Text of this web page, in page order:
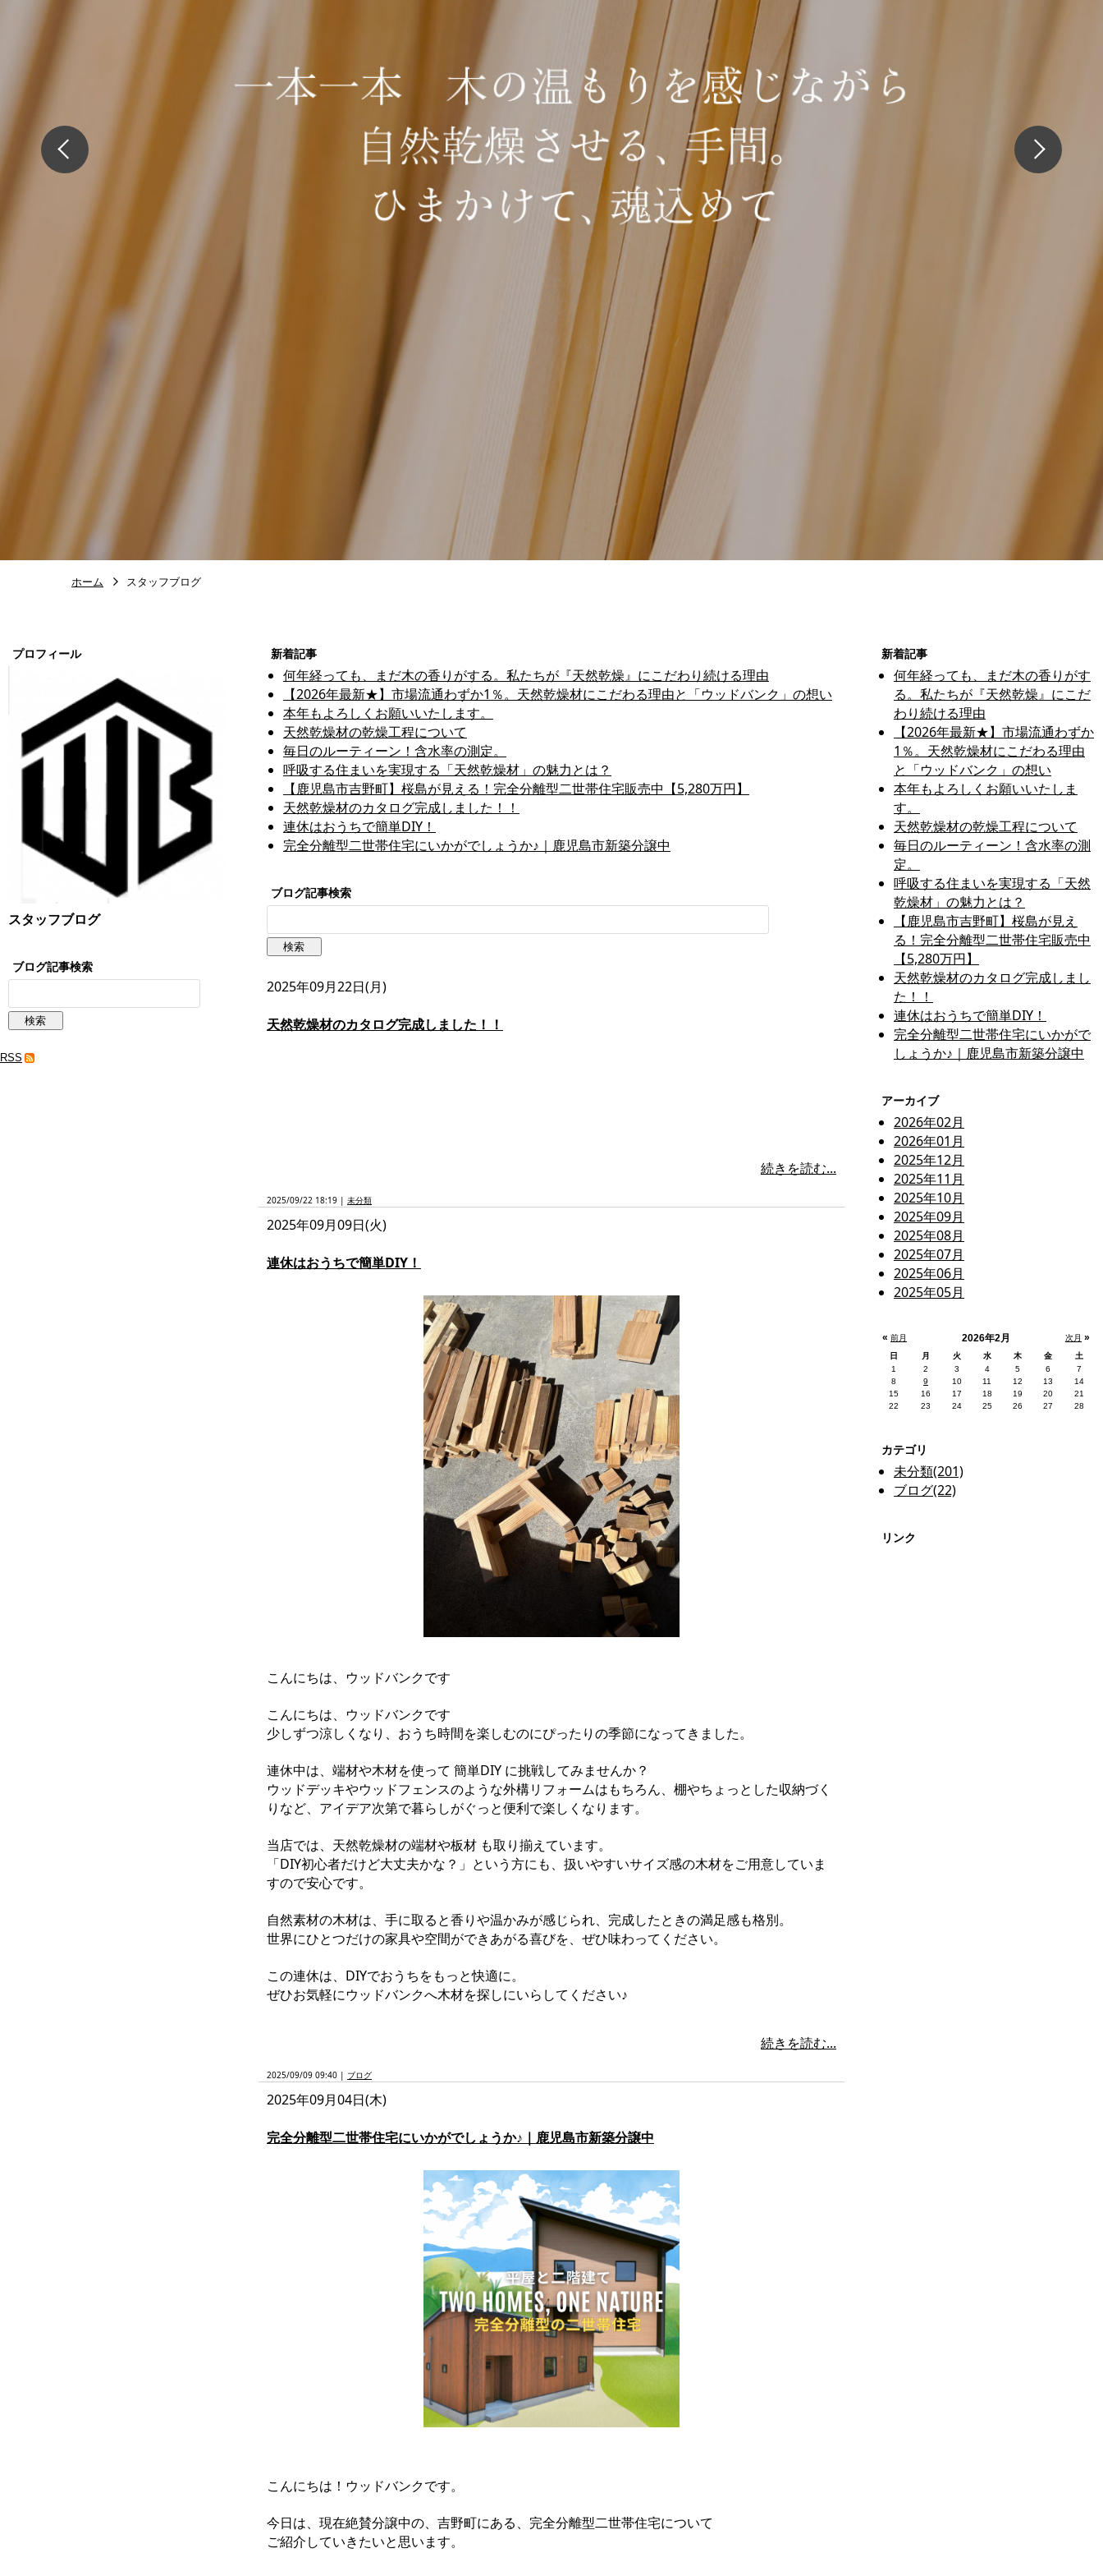
ホーム スタッフブログ
新着記事
何年経っても、まだ木の香りがする。私たちが『天然乾燥』にこだわり続ける理由
【2026年最新★】市場流通わずか1％。天然乾燥材にこだわる理由と「ウッドバンク」の想い
本年もよろしくお願いいたします。
天然乾燥材の乾燥工程について
毎日のルーティーン！含水率の測定。
呼吸する住まいを実現する「天然乾燥材」の魅力とは？
【鹿児島市吉野町】桜島が見える！完全分離型二世帯住宅販売中【5,280万円】
天然乾燥材のカタログ完成しました！！
連休はおうちで簡単DIY！
完全分離型二世帯住宅にいかがでしょうか♪｜鹿児島市新築分譲中
ブログ記事検索
2025年09月22日(月)
天然乾燥材のカタログ完成しました！！
続きを読む...
2025/09/22 18:19 | 未分類
2025年09月09日(火)
連休はおうちで簡単DIY！
こんにちは、ウッドバンクです
こんにちは、ウッドバンクです
少しずつ涼しくなり、おうち時間を楽しむのにぴったりの季節になってきました。
連休中は、端材や木材を使って 簡単DIY に挑戦してみませんか？
ウッドデッキやウッドフェンスのような外構リフォームはもちろん、棚やちょっとした収納づく
りなど、アイデア次第で暮らしがぐっと便利で楽しくなります。
当店では、天然乾燥材の端材や板材 も取り揃えています。
「DIY初心者だけど大丈夫かな？」という方にも、扱いやすいサイズ感の木材をご用意していま
すので安心です。
自然素材の木材は、手に取ると香りや温かみが感じられ、完成したときの満足感も格別。
世界にひとつだけの家具や空間ができあがる喜びを、ぜひ味わってください。
この連休は、DIYでおうちをもっと快適に。
ぜひお気軽にウッドバンクへ木材を探しにいらしてください♪
続きを読む...
2025/09/09 09:40 | ブログ
2025年09月04日(木)
完全分離型二世帯住宅にいかがでしょうか♪｜鹿児島市新築分譲中
こんにちは！ウッドバンクです。
今日は、現在絶賛分譲中の、吉野町にある、完全分離型二世帯住宅について
ご紹介していきたいと思います。
プロフィール
スタッフブログ
ブログ記事検索
RSS
新着記事
何年経っても、まだ木の香りがす
る。私たちが『天然乾燥』にこだ
わり続ける理由
【2026年最新★】市場流通わずか
1％。天然乾燥材にこだわる理由
と「ウッドバンク」の想い
本年もよろしくお願いいたしま
す。
天然乾燥材の乾燥工程について
毎日のルーティーン！含水率の測
定。
呼吸する住まいを実現する「天然
乾燥材」の魅力とは？
【鹿児島市吉野町】桜島が見え
る！完全分離型二世帯住宅販売中
【5,280万円】
天然乾燥材のカタログ完成しまし
た！！
連休はおうちで簡単DIY！
完全分離型二世帯住宅にいかがで
しょうか♪｜鹿児島市新築分譲中
アーカイブ
2026年02月
2026年01月
2025年12月
2025年11月
2025年10月
2025年09月
2025年08月
2025年07月
2025年06月
2025年05月
« 前月 次月 »
2026年2月
日 月 火 水 木 金
土
1
2 3 4 5 6
7
8
9 10 11 12 13
14
15
16 17 18 19 20
21
22
23 24 25 26 27 28
カテゴリ
未分類(201)
ブログ(22)
リンク